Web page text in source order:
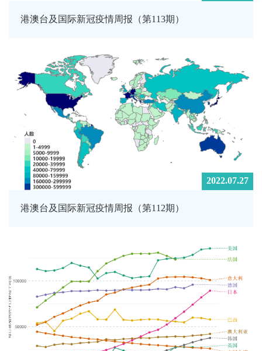
港澳台及国际新冠疫情周报（第113期）
2022.07.27
港澳台及国际新冠疫情周报（第112期）